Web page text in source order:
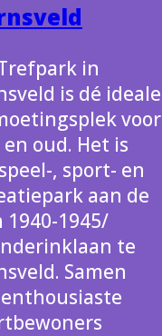
in
is dé ideale
voor
oud. Het is
, sport- en
aan de
1940-1945/
te
Samen